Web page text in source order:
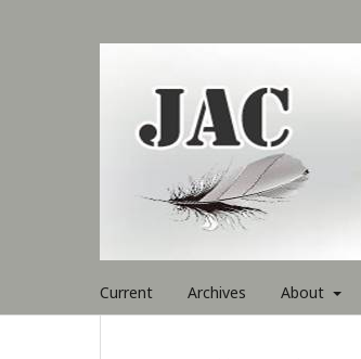
Current Archives About